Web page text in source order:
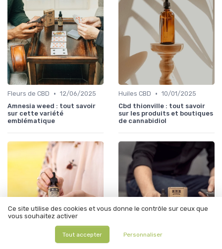
Fleurs de CBD • 12/06/2025
Amnesia weed : tout savoir
sur cette variété
emblématique
Huiles CBD • 10/01/2025
Cbd thionville : tout savoir
sur les produits et boutiques
de cannabidiol
Ce site utilise des cookies et vous donne le contrôle sur ceux que
vous souhaitez activer
Tout accepter Personnaliser